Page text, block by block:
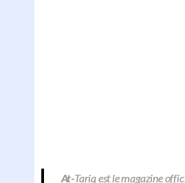
At-Tariq est le magazine